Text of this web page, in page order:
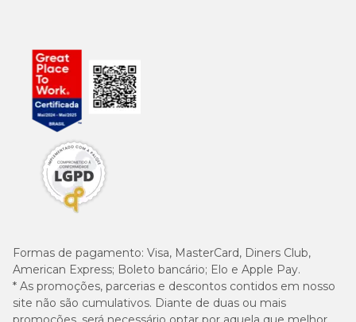
Formas de pagamento: Visa, MasterCard, Diners Club,
American Express; Boleto bancário; Elo e Apple Pay.
* As promoções, parcerias e descontos contidos em nosso
site não são cumulativos. Diante de duas ou mais